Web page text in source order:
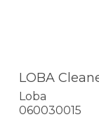
LOBA
Loba
060030015